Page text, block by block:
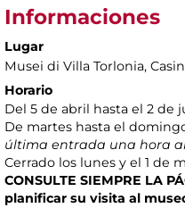
Informaciones
Lugar
Musei di Villa Torlonia,
Horario
Del 5 de abril hasta el 2 de
De martes hasta el
última entrada una hora
Cerrado los lunes y el 1 de
CONSULTE SIEMPRE LA
planificar su visita al